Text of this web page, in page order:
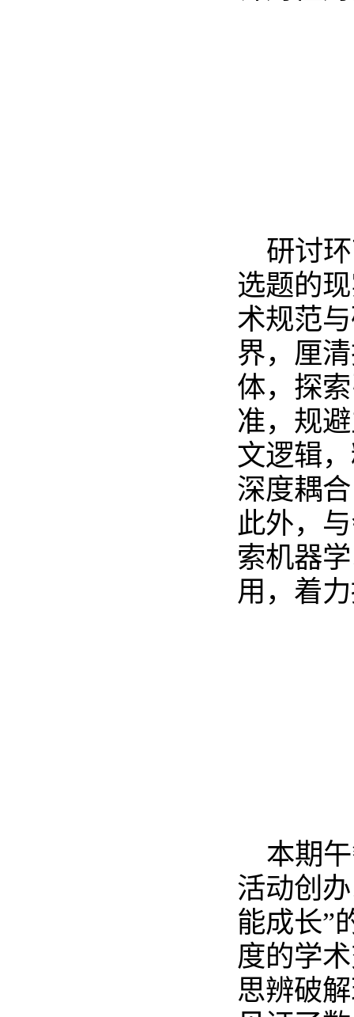
研讨
选题的
术规范
界，厘
体，探
准，规
文逻辑
深度耦
此外，
索机器
用，着
本期
活动创
能成长”
度的学
思辨破